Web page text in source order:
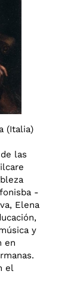
(Italia)
las
-
Elena
y
en
el